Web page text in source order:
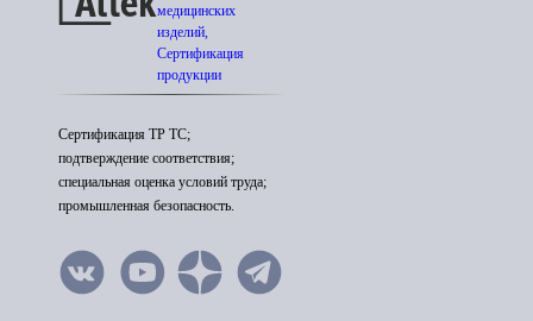
медицинских
изделий,
Сертификация
продукции
Сертификация ТР ТС;
подтверждение соответствия;
специальная оценка условий труда;
промышленная безопасность.